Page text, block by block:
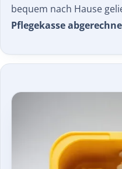
bequem nach Hause
Pflegekasse